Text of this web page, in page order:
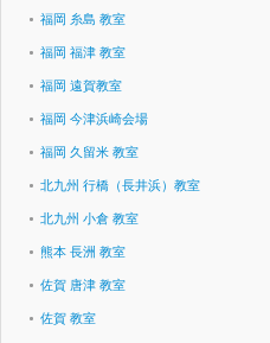
福岡 糸島 教室
福岡 福津 教室
福岡 遠賀教室
福岡 今津浜崎会場
福岡 久留米 教室
北九州 行橋（長井浜）教室
北九州 小倉 教室
熊本 長洲 教室
佐賀 唐津 教室
佐賀 教室